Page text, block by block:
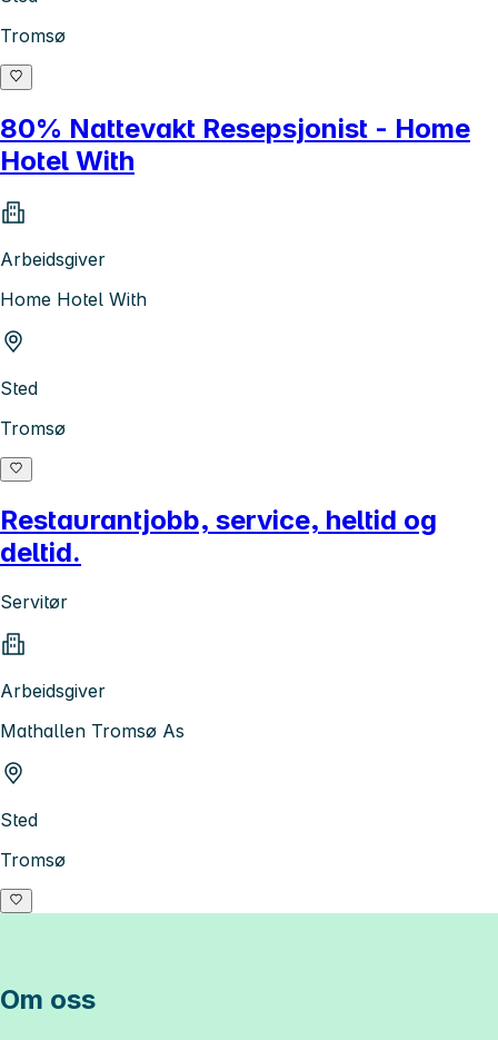
Tromsø
80% Nattevakt Resepsjonist - Home
Hotel With
Arbeidsgiver
Home Hotel With
Sted
Tromsø
Restaurantjobb, service, heltid og
deltid.
Servitør
Arbeidsgiver
Mathallen Tromsø As
Sted
Tromsø
Om oss